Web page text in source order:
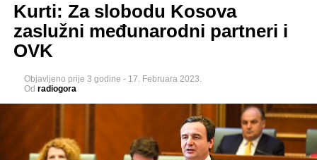
Kurti: Za slobodu Kosova
zaslužni međunarodni partneri i
OVK
Objavljeno prije 3 godine - 17. Februara 2023.
Od radiogora